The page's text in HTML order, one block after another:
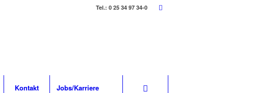
Tel.: 0 25 34 97 34-0
Kontakt Jobs/Karriere